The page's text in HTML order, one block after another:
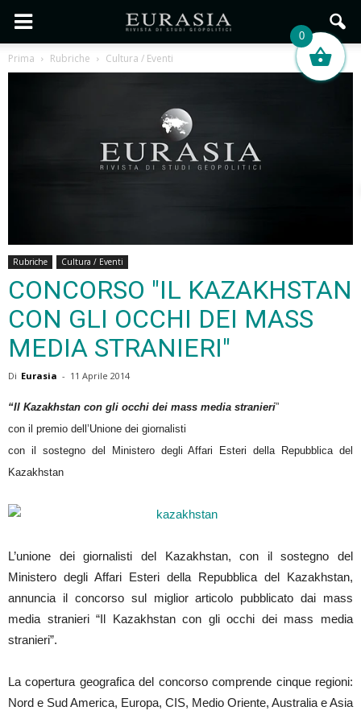
Prima Rubriche Cultura / Eventi
Rubriche Cultura / Eventi
CONCORSO "IL KAZAKHSTAN
CON GLI OCCHI DEI MASS
MEDIA STRANIERI"
Di Eurasia - 11 Aprile 2014
“Il Kazakhstan con gli occhi dei mass media stranieri”
con il premio dell’Unione dei giornalisti
con il sostegno del Ministero degli Affari Esteri della Repubblica del
Kazakhstan
L’unione dei giornalisti del Kazakhstan, con il sostegno del
Ministero degli Affari Esteri della Repubblica del Kazakhstan,
annuncia il concorso sul miglior articolo pubblicato dai mass
media stranieri “Il Kazakhstan con gli occhi dei mass media
stranieri”.
La copertura geografica del concorso comprende cinque regioni:
Nord e Sud America, Europa, CIS, Medio Oriente, Australia e Asia
0